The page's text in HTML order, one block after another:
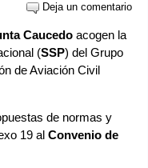
Deja un comentario
Caucedoacogen la
(SSP) del Grupo
de Aviación Civil
de normas y
19 al Convenio de